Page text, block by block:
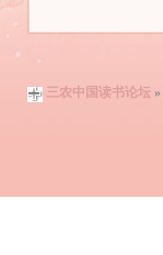
三农中国读书论坛 »